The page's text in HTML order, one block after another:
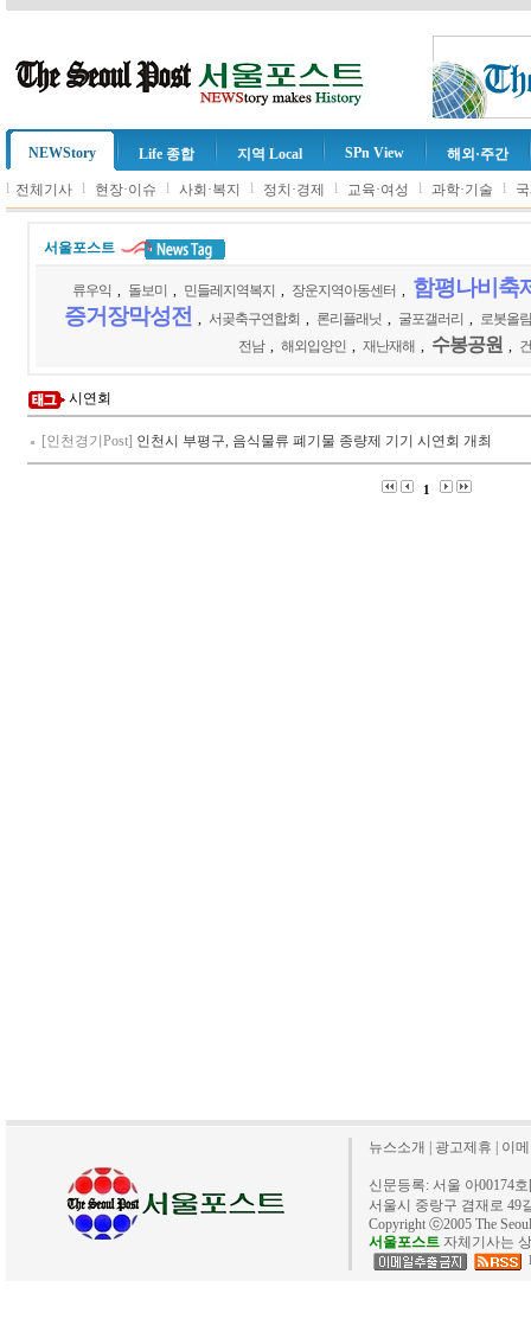
NEWStory Life 종합 지역 Local SPn View 해외·주간
l 전체기사 l 현장·이슈 l 사회·복지 l 정치·경제 l 교육·여성 l 과학·기술 l
서울포스트
류우익 돌보미 민들레지역복지 장운지역아동센터
함평나비축
증거장막성전
서곶축구연합회 론리플래닛 굴포갤러리
로봇올
전남
해외입양인 재난재해 수봉공원
시연회
[인천경기Post] 인천시 부평구, 음식물류 폐기물 종량제 기기 시연회 개최
1
뉴스소개 광고제휴 이
신문등록: 서울 아00174
서울시 중랑구 겸재로 49
Copyright ⓒ2005 The
서울포스트 자체기사는